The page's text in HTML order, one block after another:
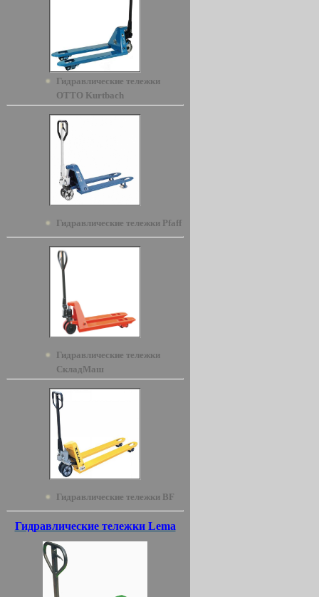
Гидравлические тележки
OTTO Kurtbach
Гидравлические тележки Pfaff
Гидравлические тележки
СкладМаш
Гидравлические тележки BF
Гидравлические тележки Lema